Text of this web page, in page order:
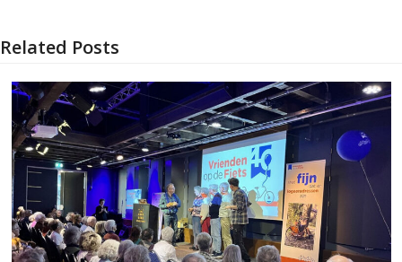
Related Posts